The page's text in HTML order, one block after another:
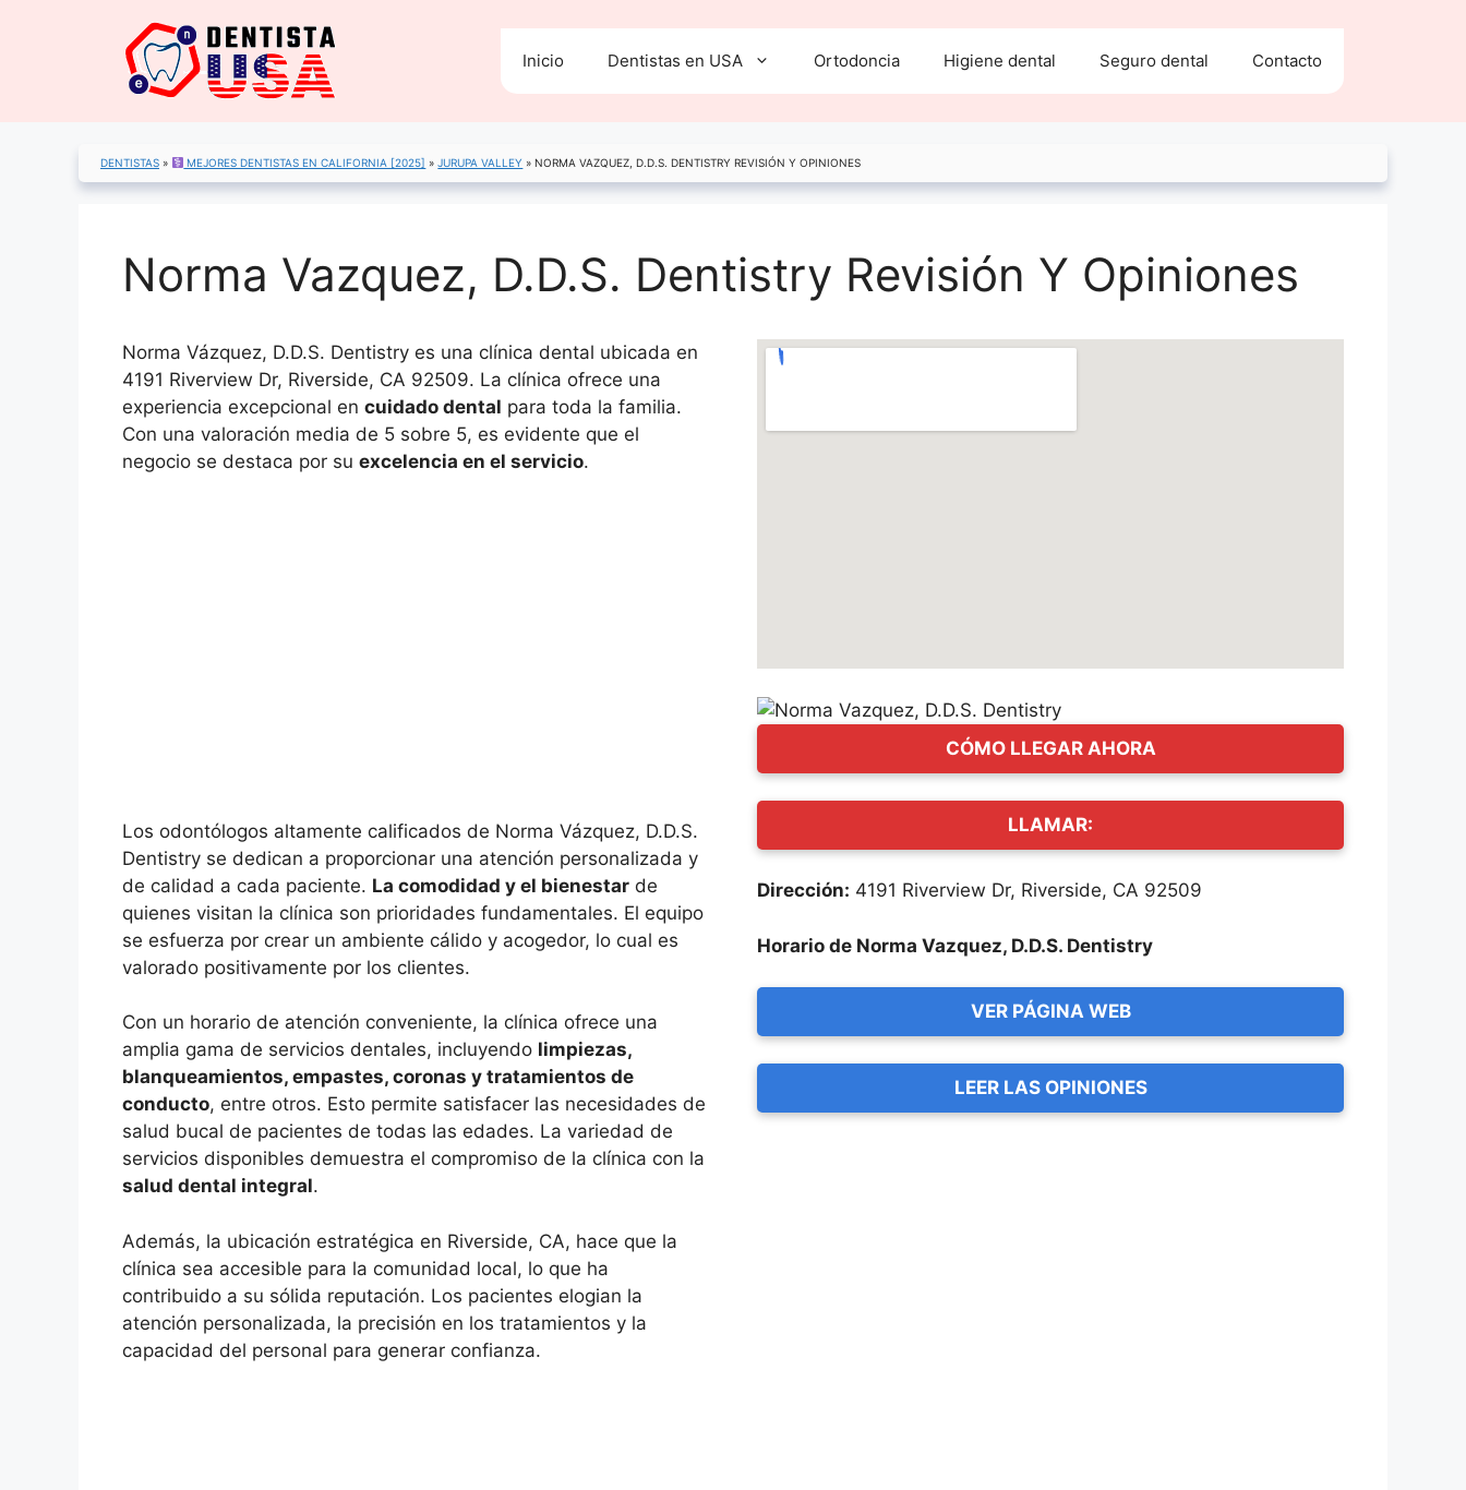
Inicio Dentistas en USA Ortodoncia Higiene dental Seguro dental Contacto
DENTISTAS » MEJORES DENTISTAS EN CALIFORNIA [2025] »JURUPA VALLEY »NORMA VAZQUEZ, D.D.S. DENTISTRY REVISIÓN Y OPINIONES
Norma Vazquez, D.D.S. Dentistry Revisión Y Opiniones
Norma Vázquez, D.D.S. Dentistry es una clínica dental ubicada en
4191 Riverview Dr, Riverside, CA 92509. La clínica ofrece una
experiencia excepcional en cuidado dental para toda la familia.
Con una valoración media de 5 sobre 5, es evidente que el
negocio se destaca por su excelencia en el servicio.
Los odontólogos altamente calificados de Norma Vázquez, D.D.S.
Dentistry se dedican a proporcionar una atención personalizada y
de calidad a cada paciente. La comodidad y el bienestar de
quienes visitan la clínica son prioridades fundamentales. El equipo
se esfuerza por crear un ambiente cálido y acogedor, lo cual es
valorado positivamente por los clientes.
Con un horario de atención conveniente, la clínica ofrece una
amplia gama de servicios dentales, incluyendo limpiezas,
blanqueamientos, empastes, coronas y tratamientos de
conducto, entre otros. Esto permite satisfacer las necesidades de
salud bucal de pacientes de todas las edades. La variedad de
servicios disponibles demuestra el compromiso de la clínica con la
salud dental integral.
Además, la ubicación estratégica en Riverside, CA, hace que la
clínica sea accesible para la comunidad local, lo que ha
contribuido a su sólida reputación. Los pacientes elogian la
atención personalizada, la precisión en los tratamientos y la
capacidad del personal para generar confianza.
CÓMO LLEGAR AHORA
LLAMAR:
Dirección: 4191 Riverview Dr, Riverside, CA 92509
Horario de Norma Vazquez, D.D.S. Dentistry
VER PÁGINA WEB
LEER LAS OPINIONES